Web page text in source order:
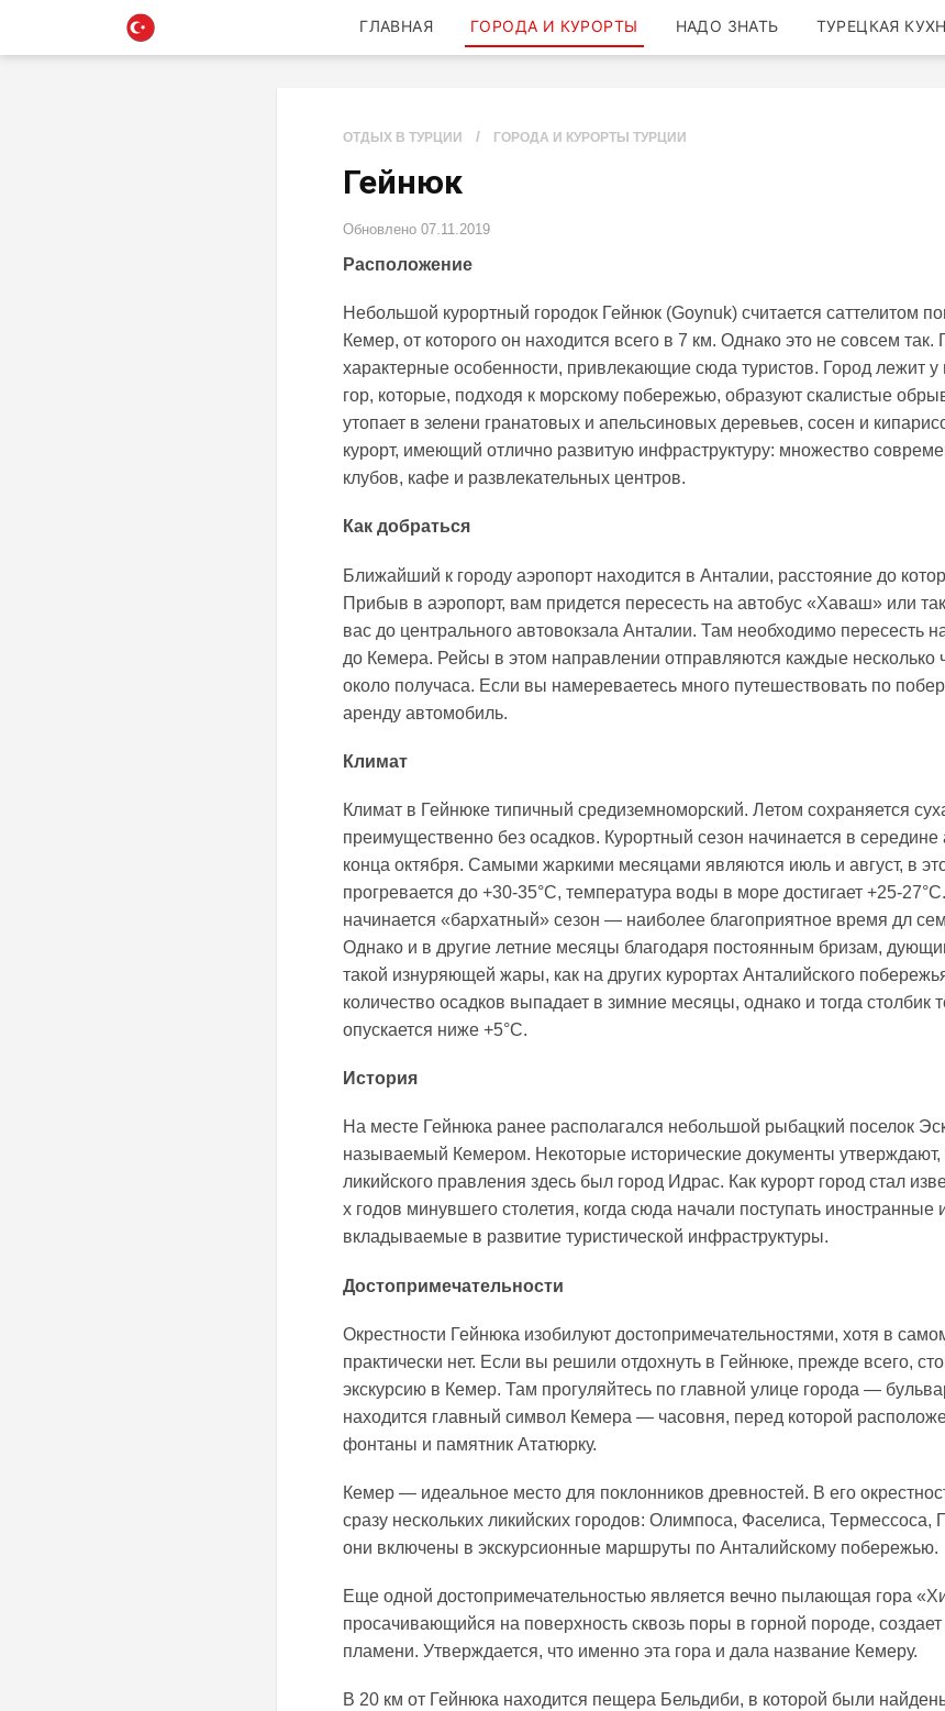
ГЛАВНАЯ ГОРОДА И КУРОРТЫ НАДО ЗНАТЬ ТУРЕЦКАЯ
ОТДЫХ В ТУРЦИИ / ГОРОДА И КУРОРТЫ ТУРЦИИ
Гейнюк
Обновлено 07.11.2019
Расположение
Небольшой курортный городок Гейнюк (Goynuk) считается саттелитом
Кемер, от которого он находится всего в 7 км. Однако это не совсем так.
характерные особенности, привлекающие сюда туристов. Город лежит у
гор, которые, подходя к морскому побережью, образуют скалистые
утопает в зелени гранатовых и апельсиновых деревьев, сосен и
курорт, имеющий отлично развитую инфраструктуру: множество
клубов, кафе и развлекательных центров.
Как добраться
Ближайший к городу аэропорт находится в Анталии, расстояние до
Прибыв в аэропорт, вам придется пересесть на автобус «Хаваш» или
вас до центрального автовокзала Анталии. Там необходимо пересесть
до Кемера. Рейсы в этом направлении отправляются каждые несколько
около получаса. Если вы намереваетесь много путешествовать по
аренду автомобиль.
Климат
Климат в Гейнюке типичный средиземноморский. Летом сохраняется
преимущественно без осадков. Курортный сезон начинается в середине
конца октября. Самыми жаркими месяцами являются июль и август, в
прогревается до +30-35°С, температура воды в море достигает +25-
начинается «бархатный» сезон — наиболее благоприятное время дл
Однако и в другие летние месяцы благодаря постоянным бризам,
такой изнуряющей жары, как на других курортах Анталийского
количество осадков выпадает в зимние месяцы, однако и тогда столбик
опускается ниже +5°С.
История
На месте Гейнюка ранее располагался небольшой рыбацкий поселок
называемый Кемером. Некоторые исторические документы утверждают,
ликийского правления здесь был город Идрас. Как курорт город стал
х годов минувшего столетия, когда сюда начали поступать иностранные
вкладываемые в развитие туристической инфраструктуры.
Достопримечательности
Окрестности Гейнюка изобилуют достопримечательностями, хотя в
практически нет. Если вы решили отдохнуть в Гейнюке, прежде всего,
экскурсию в Кемер. Там прогуляйтесь по главной улице города —
находится главный символ Кемера — часовня, перед которой
фонтаны и памятник Ататюрку.
Кемер — идеальное место для поклонников древностей. В его
сразу нескольких ликийских городов: Олимпоса, Фаселиса, Термессоса,
они включены в экскурсионные маршруты по Анталийскому побережью.
Еще одной достопримечательностью является вечно пылающая гора
просачивающийся на поверхность сквозь поры в горной породе,
пламени. Утверждается, что именно эта гора и дала название Кемеру.
В 20 км от Гейнюка находится пещера Бельдиби, в которой были